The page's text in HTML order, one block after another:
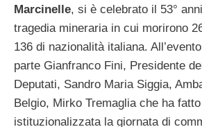
Marcinelle, si è celebrato il 53°
tragedia mineraria in cui morirono
136 di nazionalità italiana.
parte Gianfranco Fini, Presidente
Deputati, Sandro Maria Siggia,
Belgio, Mirko Tremaglia che ha
istituzionalizzata la giornata di